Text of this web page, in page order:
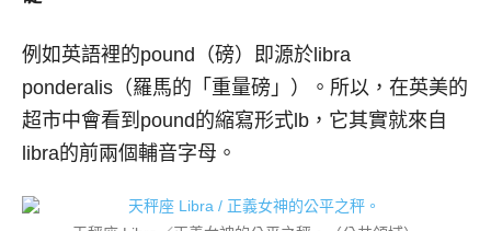
例如英語裡的pound（磅）即源於libra
ponderalis（羅馬的「重量磅」）。所以，在英美的
超市中會看到pound的縮寫形式lb，它其實就來自
libra的前兩個輔音字母。